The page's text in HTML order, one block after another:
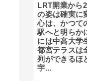
LRT開業から
の姿は確実に
心は、かつて
駅へと明らか
には中高大学
都宮テラスは
列ができるほ
宇...